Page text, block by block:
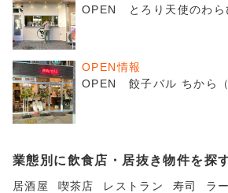
OPEN とろり天使のわら
OPEN情報
OPEN 餃子バル ちから（
業態別に飲食店・居抜き物件を探
居酒屋 喫茶店 レストラン 寿司 ラ